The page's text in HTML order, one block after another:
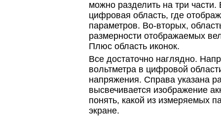
можно разделить на три
цифровая область, где
параметров. Во-вторых,
размерности отображаемых
Плюс область иконок.
Все достаточно наглядно.
вольтметра в цифровой
напряжения. Справа указана
высвечивается изображение
понять, какой из измеряемых
экране.